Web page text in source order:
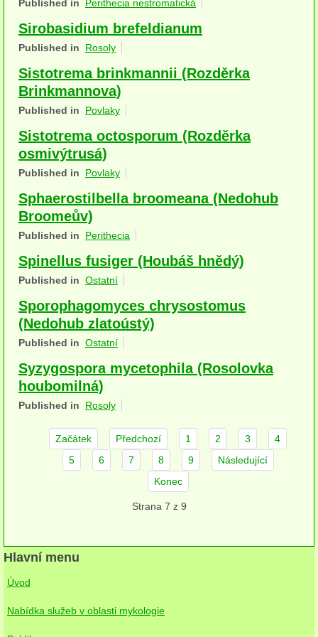
podle typu plodnic
Apothecia
na dřevě
mykorhizni
terestrické saprotrofní
šišky, plody, květy
lichenizované
muscikolni
herbikolní-dvouděložné
herbikolní-jednoděložné
herbikolní-kapraďorosty
Perithecia nestromatická
Published in Perithecia nestromatická
Sirobasidium brefeldianum
Published in Rosoly
Sistotrema brinkmannii (Rozděrka
Brinkmannova)
Published in Povlaky
Sistotrema octosporum (Rozděrka
osmivýtrusá)
Published in Povlaky
Sphaerostilbella broomeana (Nedohub
Broomeův)
Published in Perithecia
Spinellus fusiger (Houbáš hnědý)
Published in Ostatní
Sporophagomyces chrysostomus
(Nedohub zlatoústý)
Published in Ostatní
Syzygospora mycetophila (Rosolovka
houbomilná)
Published in Rosoly
Začátek Předchozí 1 2 3
4
5
6 7 8 9
Následující
Konec
Strana 7 z 9
Hlavní menu
Úvod
Nabídka služeb v oblasti mykologie